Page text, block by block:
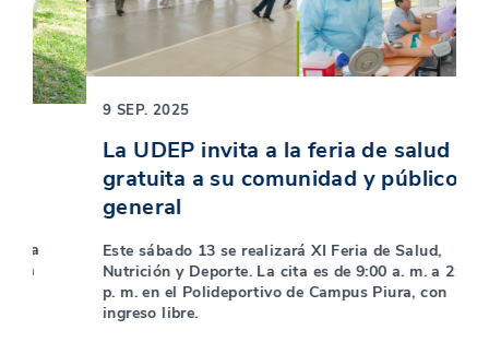
9 SEP. 2025
La UDEP invita a la feria de salud
gratuita a su comunidad y público
general
Este sábado 13 se realizará XI Feria de Salud,
Nutrición y Deporte. La cita es de 9:00 a. m. a 2:00
p. m. en el Polideportivo de Campus Piura, con
ingreso libre.